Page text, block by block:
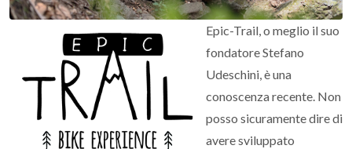
Epic-Trail, o meglio il suo
fondatore Stefano
Udeschini, è una
conoscenza recente. Non
posso sicuramente dire di
avere sviluppato